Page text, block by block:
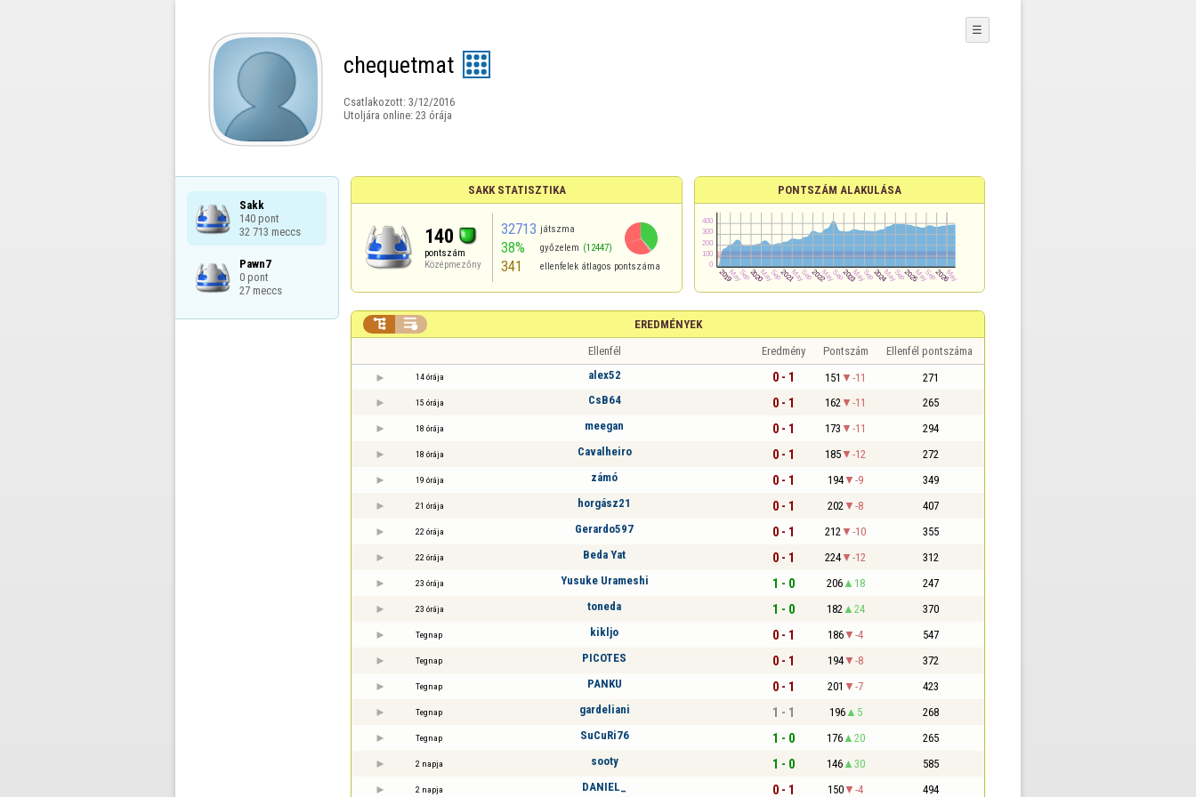
chequetmat
Csatlakozott: 3/12/2016
Utoljára online: 23 órája
☰
Sakk
140 pont
32 713 meccs
Pawn7
0 pont
27 meccs
SAKK STATISZTIKA
140
pontszám
Középmezőny
32713 játszma
38% győzelem (12447)
341 ellenfelek átlagos pontszáma
PONTSZÁM ALAKULÁSA
EREDMÉNYEK
 
Ellenfél Eredmény Pontszám Ellenfél pontszáma
14 órája alex52 0 - 1 151 -11 271
15 órája CsB64 0 - 1 162 -11 265
18 órája meegan 0 - 1 173 -11 294
18 órája Cavalheiro 0 - 1 185 -12 272
19 órája zámó 0 - 1 194 -9 349
21 órája horgász21 0 - 1 202 -8 407
22 órája Gerardo597 0 - 1 212 -10 355
22 órája Beda Yat 0 - 1 224 -12 312
23 órája Yusuke Urameshi 1 - 0 206 18 247
23 órája toneda 1 - 0 182 24 370
Tegnap kikljo 0 - 1 186 -4 547
Tegnap PICOTES 0 - 1 194 -8 372
Tegnap PANKU 0 - 1 201 -7 423
Tegnap gardeliani 1 - 1 196 5 268
Tegnap SuCuRi76 1 - 0 176 20 265
2 napja sooty 1 - 0 146 30 585
2 napja DANIEL_ 0 - 1 150 -4 494